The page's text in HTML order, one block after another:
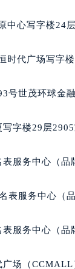
中街路83号亨
街1号王府井
盟市左旗土
青山区幸福路
斯市东胜区伊
科尔沁区明仁
布市集宁区恩
市乌兰浩特市
中心写字楼24
时代广场写字
号世茂环球金
字楼29层2905
服务中心（品
表服务中心（
服务中心（品
场（CCMALL